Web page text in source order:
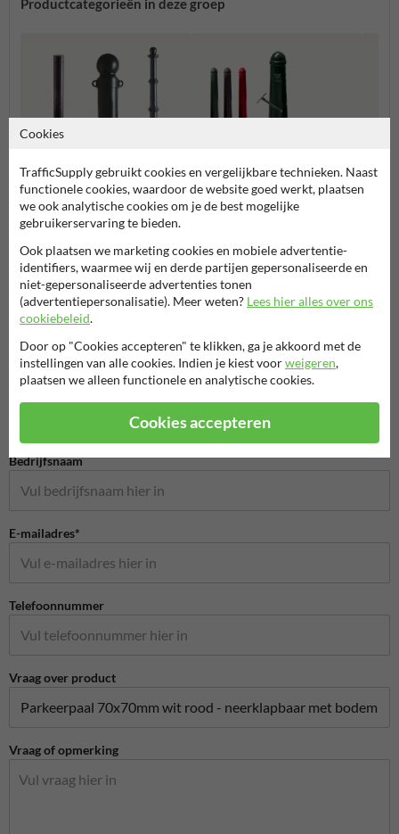
Productcategorieën in deze groep
Afzetpalen
Stel je vraag aan StraatmeubilairKopen.nl
Naam*
Bedrijfsnaam
E-mailadres*
Telefoonnummer
Vraag over product
Vraag of opmerking
Cookies
TrafficSupply gebruikt cookies en vergelijkbare technieken. Naast
functionele cookies, waardoor de website goed werkt, plaatsen
we ook analytische cookies om je de best mogelijke
gebruikerservaring te bieden.
Ook plaatsen we marketing cookies en mobiele advertentie-
identifiers, waarmee wij en derde partijen gepersonaliseerde en
niet-gepersonaliseerde advertenties tonen
(advertentiepersonalisatie). Meer weten? Lees hier alles over ons
cookiebeleid.
Door op "Cookies accepteren" te klikken, ga je akkoord met de
instellingen van alle cookies. Indien je kiest voorweigeren,
plaatsen we alleen functionele en analytische cookies.
Cookies accepteren